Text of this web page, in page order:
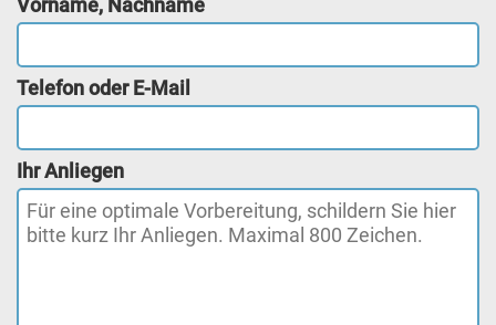
Telefon oder E-Mail
Ihr Anliegen